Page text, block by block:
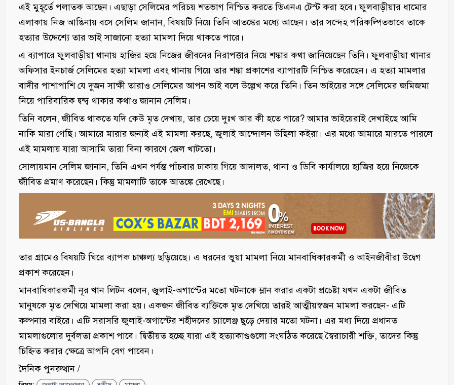
এই মুহূর্তে পলাতক আছেন। এছাড়া সেলিমের পরিচয় শতভাগ নিশ্চিত করতে ডিএনএ টেস্ট করা হবে। ফুলবাড়ীয়ার ধামোর
এলাকায় নিজ আঙিনায় বসে সেলিম জানান, বিষয়টি নিয়ে তিনি আতঙ্কের মধ্যে আছেন। তার সন্দেহ পরিকল্পিতভাবে তাকে
হত্যার উদ্দেশ্যে তার ভাই সাজানো হত্যা মামলা দিয়ে থাকতে পারে।
এ ব্যাপারে ফুলবাড়ীয়া থানায় হাজির হয়ে নিজের জীবনের নিরাপত্তার নিয়ে শঙ্কার কথা জানিয়েছেন তিনি। ফুলবাড়ীয়া থানার
অফিসার ইনচার্জ সেলিমের হত্যা মামলা এবং থানায় গিয়ে তার শঙ্কা প্রকাশের ব্যাপারটি নিশ্চিত করেছেন। এ হত্যা মামলার
বাদীর পাশাপাশি যে দুজন সাক্ষী তারাও সেলিমের আপন ভাই বলে উল্লেখ করে তিনি। তিন ভাইয়ের সঙ্গে সেলিমের জমিজমা
নিয়ে পারিবারিক দ্বন্দ্ব থাকার কথাও জানান সেলিম।
তিনি বলেন, জীবিত থাকতে যদি কেউ মৃত দেখায়, তার চেয়ে দুঃখ আর কী হতে পারে? আমার ভাইয়েরাই দেখাইছে আমি
নাকি মারা গেছি। আমারে মারার জন্যই এই মামলা করছে, জুলাই আন্দোলন উছিলা কইরা। এর মধ্যে আমারে মারতে পারলে
এই মামলায় যারা আসামি তারা বিনা কারণে জেল খাটতো।
সোলায়মান সেলিম জানান, তিনি এখন পর্যন্ত পাঁচবার ঢাকায় গিয়ে আদালত, থানা ও ডিবি কার্যালয়ে হাজির হয়ে নিজেকে
জীবিত প্রমাণ করেছেন। কিন্তু মামলাটি তাকে আতঙ্কে রেখেছে।
তার গ্রামেও বিষয়টি ঘিরে ব্যাপক চাঞ্চল্য ছড়িয়েছে। এ ধরনের ভুয়া মামলা নিয়ে মানবাধিকারকর্মী ও আইনজীবীরা উদ্বেগ
প্রকাশ করেছেন।
মানবাধিকারকর্মী নূর খান লিটন বলেন, জুলাই-অগাস্টের মতো ঘটনাকে ম্লান করার একটা প্রচেষ্টা যখন একটা জীবিত
মানুষকে মৃত দেখিয়ে মামলা করা হয়। একজন জীবিত ব্যক্তিকে মৃত দেখিয়ে তারই আত্মীয়স্বজন মামলা করছেন- এটি
কল্পনার বাইরে। এটি সরাসরি জুলাই-অগাস্টের শহীদদের চ্যালেঞ্জ ছুড়ে দেয়ার মতো ঘটনা। এর মধ্য দিয়ে প্রধানত
মামলাগুলোর দুর্বলতা প্রকাশ পাবে। দ্বিতীয়ত হচ্ছে যারা এই হত্যাকাণ্ডগুলো সংঘঠিত করেছে স্বৈরাচারী শক্তি, তাদের কিন্তু
চিহ্নিত করার ক্ষেত্রে আপনি বেগ পাবেন।
দৈনিক পুনরুত্থান /